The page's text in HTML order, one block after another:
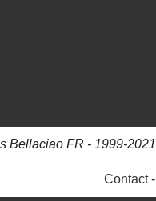
Bellaciao FR - 1999-2021
Contact-